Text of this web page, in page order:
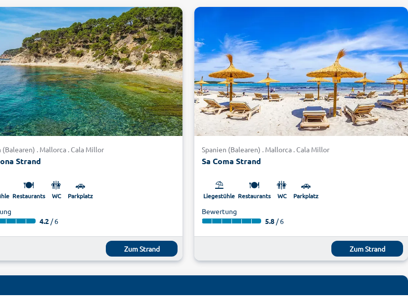
(Balearen) . Mallorca . Cala Millor
Strand
🍽️
Restaurants
🚻
WC
🚗
Parkplatz
4.2 / 6
Zum Strand
Spanien (Balearen) . Mallorca . Cala Millor
Sa Coma Strand
⛱️
Liegestühle
🍽️
Restaurants
🚻
WC
🚗
Parkplatz
Bewertung
5.8 / 6
Zum Strand